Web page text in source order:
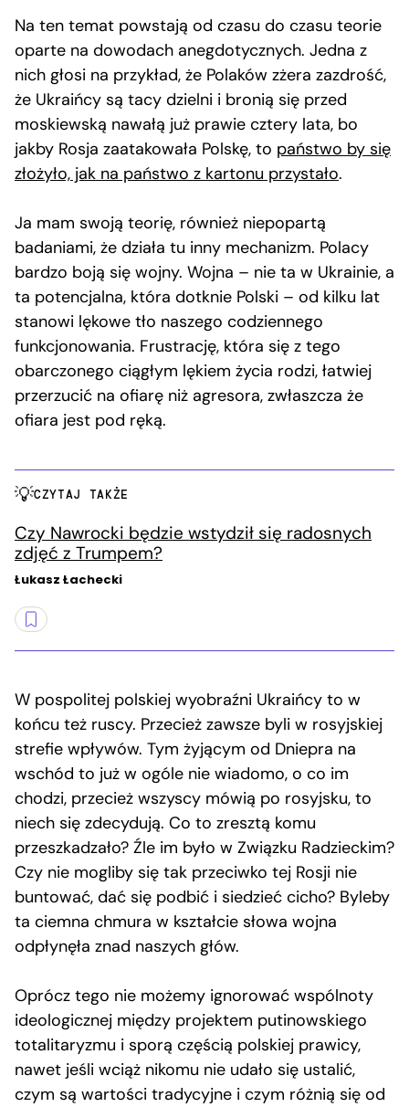
Na ten temat powstają od czasu do czasu teorie
oparte na dowodach anegdotycznych. Jedna z
nich głosi na przykład, że Polaków zżera zazdrość,
że Ukraińcy są tacy dzielni i bronią się przed
moskiewską nawałą już prawie cztery lata, bo
jakby Rosja zaatakowała Polskę, to państwo by się
złożyło, jak na państwo z kartonu przystało.
Ja mam swoją teorię, również niepopartą
badaniami, że działa tu inny mechanizm. Polacy
bardzo boją się wojny. Wojna – nie ta w Ukrainie, a
ta potencjalna, która dotknie Polski – od kilku lat
stanowi lękowe tło naszego codziennego
funkcjonowania. Frustrację, która się z tego
obarczonego ciągłym lękiem życia rodzi, łatwiej
przerzucić na ofiarę niż agresora, zwłaszcza że
ofiara jest pod ręką.
CZYTAJ TAKŻE
Czy Nawrocki będzie wstydził się radosnych
zdjęć z Trumpem?
Łukasz Łachecki
W pospolitej polskiej wyobraźni Ukraińcy to w
końcu też ruscy. Przecież zawsze byli w rosyjskiej
strefie wpływów. Tym żyjącym od Dniepra na
wschód to już w ogóle nie wiadomo, o co im
chodzi, przecież wszyscy mówią po rosyjsku, to
niech się zdecydują. Co to zresztą komu
przeszkadzało? Źle im było w Związku Radzieckim?
Czy nie mogliby się tak przeciwko tej Rosji nie
buntować, dać się podbić i siedzieć cicho? Byleby
ta ciemna chmura w kształcie słowa wojna
odpłynęła znad naszych głów.
Oprócz tego nie możemy ignorować wspólnoty
ideologicznej między projektem putinowskiego
totalitaryzmu i sporą częścią polskiej prawicy,
nawet jeśli wciąż nikomu nie udało się ustalić,
czym są wartości tradycyjne i czym różnią się od